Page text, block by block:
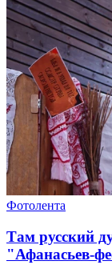
Фотолента
Там русский
"Афанасьев-